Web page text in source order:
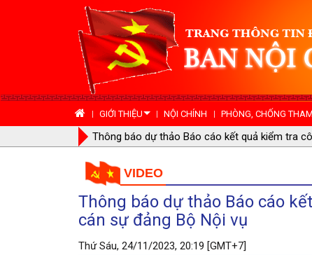
GIỚI THIỆU NỘI CHÍNH PHÒNG, CHỐNG
cán sự đảng Bộ Phiên họp thứ 9 Ban Chỉ đạo phòng, chống
VIDEO
Thông báo dự thảo Báo cáo
cán sự đảng Bộ Nội vụ
Thứ Sáu, 24/11/2023, 20:19 [GMT+7]